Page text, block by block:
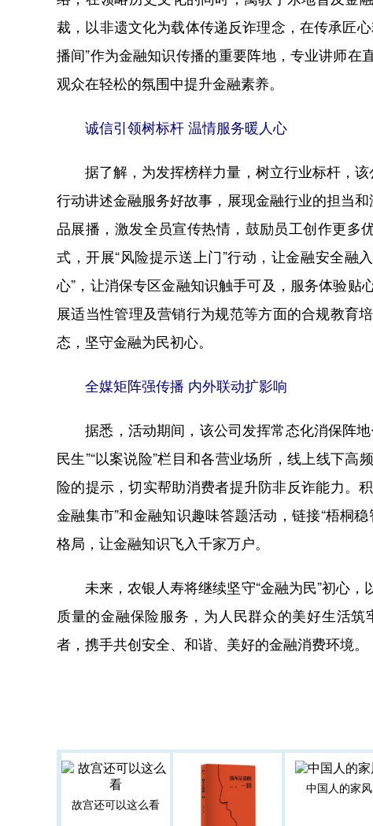
裁，以非遗文化为载体传递反诈理念，在传承匠
播间”作为金融知识传播的重要阵地，专业讲师在
观众在轻松的氛围中提升金融素养。
诚信引领树标杆 温情服务暖人心
据了解，为发挥榜样力量，树立行业标杆，该
行动讲述金融服务好故事，展现金融行业的担当
品展播，激发全员宣传热情，鼓励员工创作更多
式，开展“风险提示送上门”行动，让金融安全融
心”，让消保专区金融知识触手可及，服务体验
展适当性管理及营销行为规范等方面的合规教育
态，坚守金融为民初心。
全媒矩阵强传播 内外联动扩影响
据悉，活动期间，该公司发挥常态化消保阵地
民生”“以案说险”栏目和各营业场所，线上线下
险的提示，切实帮助消费者提升防非反诈能力。
金融集市”和金融知识趣味答题活动，链接“梧桐
格局，让金融知识飞入千家万户。
未来，农银人寿将继续坚守“金融为民”初心，
质量的金融保险服务，为人民群众的美好生活
者，携手共创安全、和谐、美好的金融消费环境。
故宫还可以这么看
中国人的家风